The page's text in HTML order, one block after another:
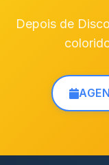
Depois de